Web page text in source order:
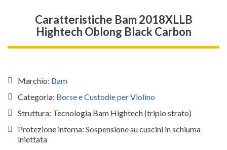
Caratteristiche Bam 2018XLLB
Hightech Oblong Black Carbon
Marchio: Bam
Categoria: Borse e Custodie per Violino
Struttura: Tecnologia Bam Hightech (triplo strato)
Protezione interna: Sospensione su cuscini in schiuma
iniettata